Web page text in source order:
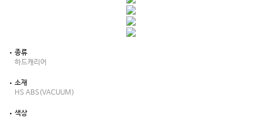
종류
하드캐리어
소재
HS ABS(VACUUM)
색상